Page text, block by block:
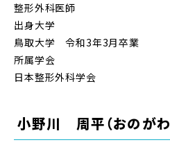
整形外科医師
出身大学
鳥取大学 令和3年3月卒業
所属学会
日本整形外科学会
小野川 周平（おのが